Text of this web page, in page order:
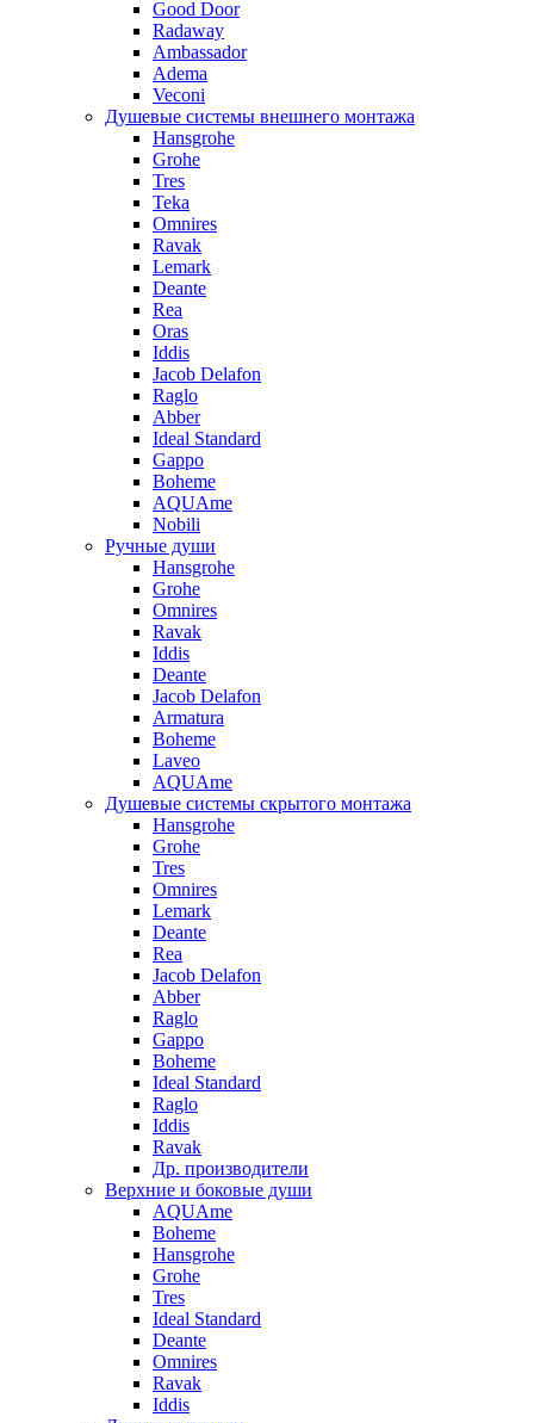
Good Door
Radaway
Ambassador
Adema
Veconi
Душевые системы внешнего монтажа
Hansgrohe
Grohe
Tres
Teka
Omnires
Ravak
Lemark
Deante
Rea
Oras
Iddis
Jacob Delafon
Raglo
Abber
Ideal Standard
Gappo
Boheme
AQUAme
Nobili
Ручные души
Hansgrohe
Grohe
Omnires
Ravak
Iddis
Deante
Jacob Delafon
Armatura
Boheme
Laveo
AQUAme
Душевые системы скрытого монтажа
Hansgrohe
Grohe
Tres
Omnires
Lemark
Deante
Rea
Jacob Delafon
Abber
Raglo
Gappo
Boheme
Ideal Standard
Raglo
Iddis
Ravak
Др. производители
Верхние и боковые души
AQUAme
Boheme
Hansgrohe
Grohe
Tres
Ideal Standard
Deante
Omnires
Ravak
Iddis